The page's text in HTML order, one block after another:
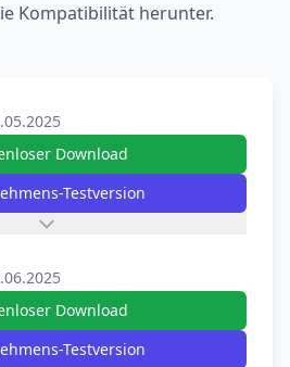
Kompatibilität herunter.
Download
Testversion
Download
Testversion